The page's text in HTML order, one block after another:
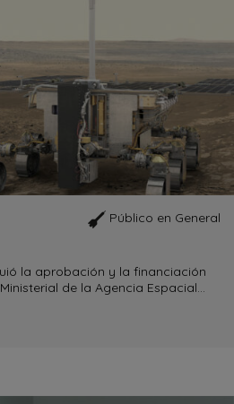
Público en General
la aprobación y la financiación
de la Agencia Espacial…